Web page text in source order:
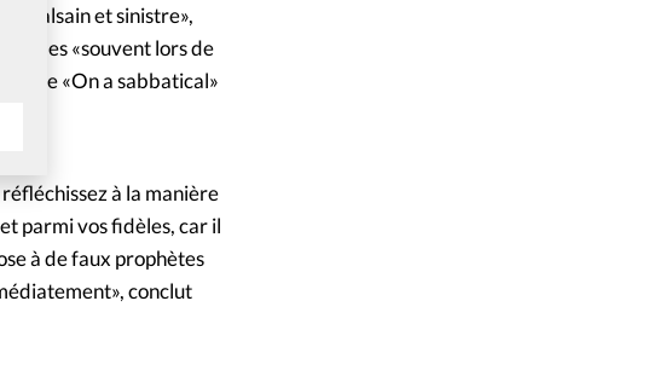
malsain et sinistre»,
«souvent lors de
«On a sabbatical»
à la manière
parmi vos fidèles, car il
à de faux prophètes
conclut